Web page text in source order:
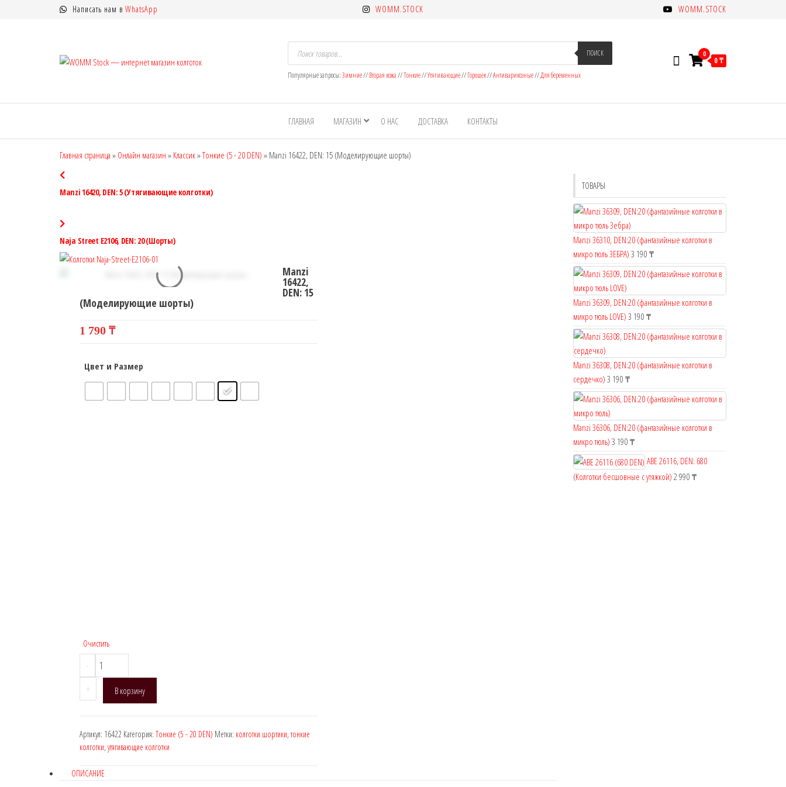
Написать нам в WhatsApp WOMM.STOCK WOMM.STOCK
интернет
колготок
Поиск
товаров ПОИСК
Популярные запросы:Зимние//Вторая кожа//Тонкие//Утягивающие//Горошек//Антиварикозные//Для беременных
0
0 ₸
ГЛАВНАЯ МАГАЗИН О НАС ДОСТАВКА КОНТАКТЫ
Главная страница » Онлайн магазин » Классик»Тонкие (5 - 20 DEN) » Manzi 16422, DEN: 15 (Моделирующие шорты)
Manzi 16420, DEN: 5 (Утягивающие колготки)
Naja Street E2106, DEN: 20 (Шорты)
Manzi
16422,
DEN: 15
(Моделирующие шорты)
1 790 ₸
Цвет и Размер
Очистить
-
Количество
товара
Manzi
16422,
15
(Моделирующие
+ В корзину
Артикул: 16422 Категория: Тонкие (5 - 20 DEN) Метки: колготки шортики,тонкие
колготки, утягивающие колготки
ОПИСАНИЕ
ТОВАРЫ
Manzi 36310, DEN:20 (фантазийные колготки в
микро тюль ЗЕБРА) 3 190 ₸
Manzi 36309, DEN:20 (фантазийные колготки в
микро тюль LOVE) 3 190 ₸
Manzi 36308, DEN:20 (фантазийные колготки в
сердечко) 3 190 ₸
Manzi 36306, DEN:20 (фантазийные колготки в
микро тюль) 3 190 ₸
ABE 26116, DEN: 680
(Колготки бесшовные с утяжкой) 2 990 ₸